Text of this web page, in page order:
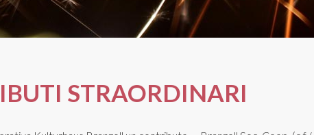
STRAORDINARI